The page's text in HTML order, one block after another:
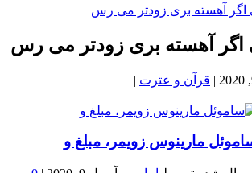
اگر آهسته بری زودتر می رس
| قرآن و عترت |
مارینوس زویمر، مبلغ و